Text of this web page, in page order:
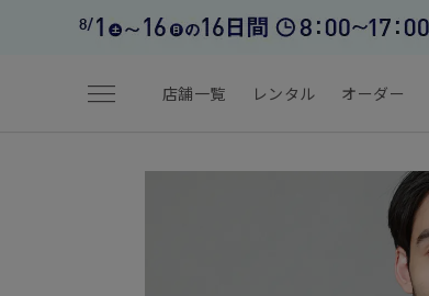
menu 店舗一覧 レンタル オーダー